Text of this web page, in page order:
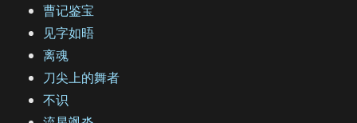
曹记鉴宝
见字如晤
离魂
刀尖上的舞者
不识